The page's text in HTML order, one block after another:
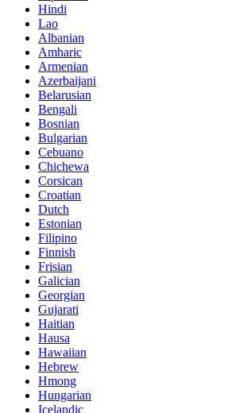
Hindi
Lao
Albanian
Amharic
Armenian
Azerbaijani
Belarusian
Bengali
Bosnian
Bulgarian
Cebuano
Chichewa
Corsican
Croatian
Dutch
Estonian
Filipino
Finnish
Frisian
Galician
Georgian
Gujarati
Haitian
Hausa
Hawaiian
Hebrew
Hmong
Hungarian
Icelandic